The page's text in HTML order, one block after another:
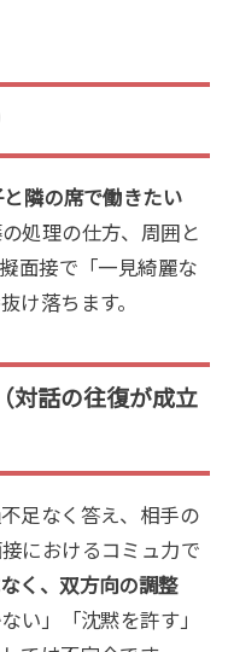
と隣の席で働きたい
処理の仕方、周囲と
面接で「一見綺麗な
け落ちます。
対話の往復が成立
足なく答え、相手の
におけるコミュ力で
く、双方向の調整
い」「沈黙を許す」